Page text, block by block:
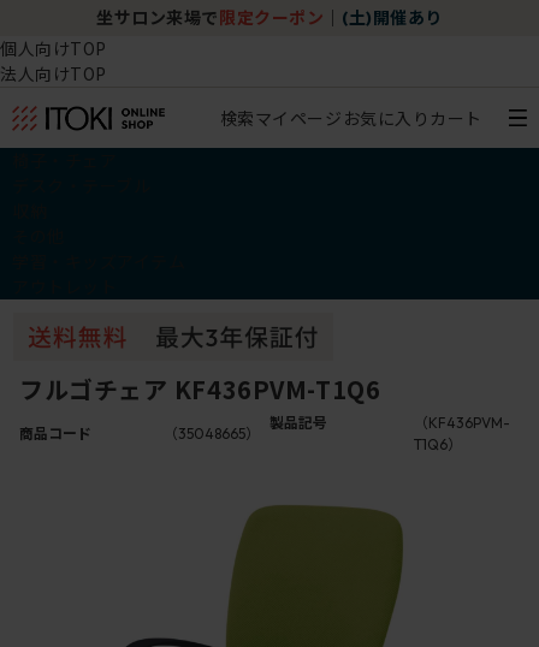
坐サロン来場で 限定クーポン (土)開催あり
個人向けTOP
法人向けTOP
検索マイページ お気に入り カート
フルゴチェア KF436PVM-T1Q6
商品コード （35048665）
製品記号
（KF436PVM-
T1Q6）